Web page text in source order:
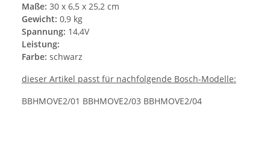
Maße: 30 x 6,5 x 25,2 cm
Gewicht: 0,9 kg
Spannung: 14,4V
Leistung:
Farbe: schwarz
dieser Artikel passt für nachfolgende Bosch-Modelle:
BBHMOVE2/01 BBHMOVE2/03 BBHMOVE2/04